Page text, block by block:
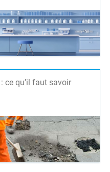
ce qu’il faut savoir